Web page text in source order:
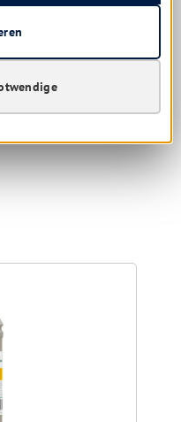
91,99 € *
9,20 € * / 1 Liter